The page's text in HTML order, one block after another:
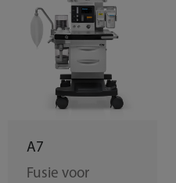
A7
Fusie voor